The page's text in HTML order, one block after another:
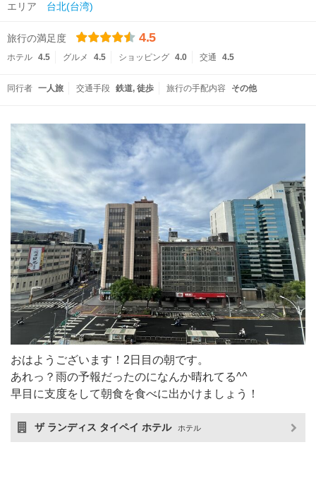
エリア 台北(台湾)
旅行の満足度 4.5
ホテル 4.5 グルメ 4.5 ショッピング 4.0 交通 4.5
同行者 一人旅 交通手段 鉄道 徒歩 旅行の手配内容 その他
おはようございます！2日目の朝です。
あれっ？雨の予報だったのになんか晴れてる^^
早目に支度をして朝食を食べに出かけましょう！
ザ ランディス タイペイ ホテル ホテル